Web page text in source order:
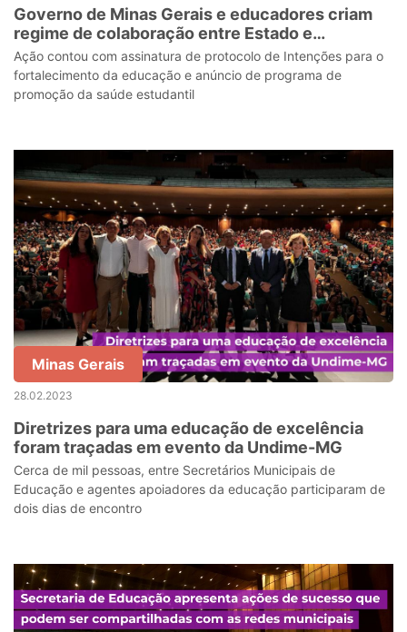
Governo de Minas Gerais e educadores criam
regime de colaboração entre Estado e
municípios
Ação contou com assinatura de protocolo de Intenções para o
fortalecimento da educação e anúncio de programa de
promoção da saúde estudantil
Minas Gerais
28.02.2023
Diretrizes para uma educação de excelência
foram traçadas em evento da Undime-MG
Cerca de mil pessoas, entre Secretários Municipais de
Educação e agentes apoiadores da educação participaram de
dois dias de encontro